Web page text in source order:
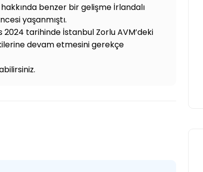
benzer bir gelişme İrlandalı
yaşanmıştı.
2024 tarihinde İstanbul Zorlu AVM’deki
devam etmesini gerekçe
2026 Dünya Kupası Maç
Programı